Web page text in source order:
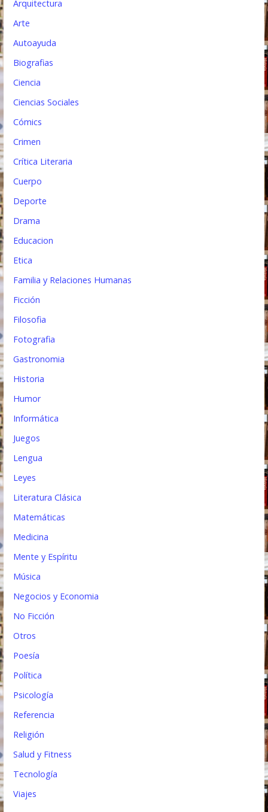
a
a
Arquitectura
Arte
Autoayuda
Biografias
Ciencia
Ciencias Sociales
Cómics
Crimen
Crítica Literaria
Cuerpo
Deporte
Drama
Educacion
Etica
Familia y Relaciones Humanas
Ficción
Filosofia
Fotografia
Gastronomia
Historia
Humor
Informática
Juegos
Lengua
Leyes
Literatura Clásica
Matemáticas
Medicina
Mente y Espíritu
Música
Negocios y Economia
No Ficción
Otros
Poesía
Política
Psicología
Referencia
Religión
Salud y Fitness
Tecnología
Viajes